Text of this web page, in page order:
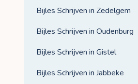
Bijles Schrijven in Zedelgem
Bijles Schrijven in Oudenburg
Bijles Schrijven in Gistel
Bijles Schrijven in Jabbeke